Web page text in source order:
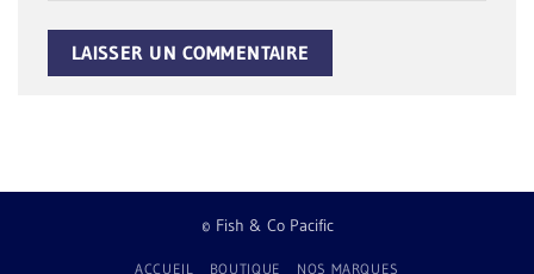
© Fish & Co Pacific
ACCUEIL BOUTIQUE NOS MARQUES